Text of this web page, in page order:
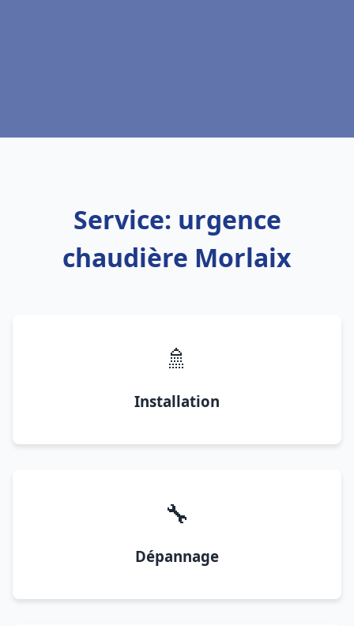
Service: urgence
chaudière Morlaix
🚿
Installation
🔧
Dépannage